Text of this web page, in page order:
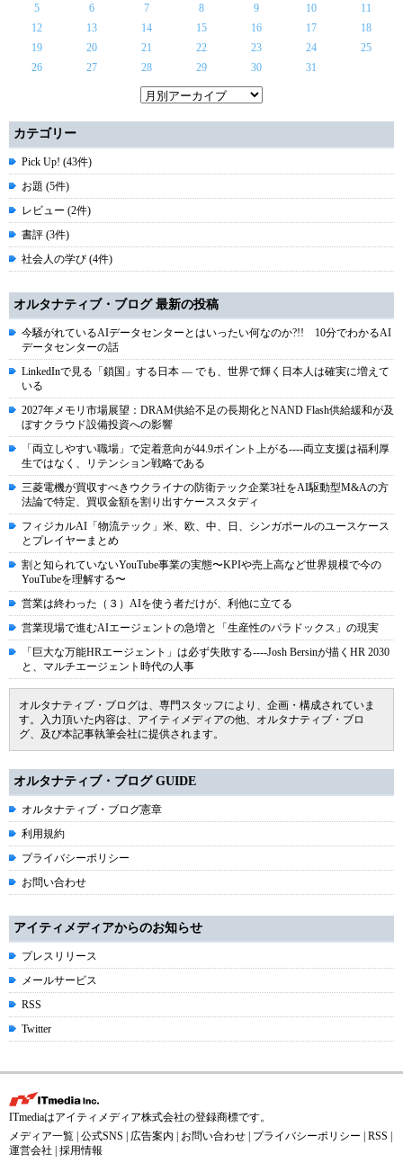
5
6 7 8 9 10
11
12
13 14 15 16 17
18
19
20 21 22 23 24
25
26
27 28 29 30 31
カテゴリー
Pick Up! (43件)
お題 (5件)
レビュー (2件)
書評 (3件)
社会人の学び (4件)
オルタナティブ・ブログ 最新の投稿
今騒がれているAIデータセンターとはいったい何なのか?!! 10分でわかるAI
データセンターの話
LinkedInで見る「鎖国」する日本 ― でも、世界で輝く日本人は確実に増えて
いる
2027年メモリ市場展望：DRAM供給不足の長期化とNAND Flash供給緩和が及
ぼすクラウド設備投資への影響
「両立しやすい職場」で定着意向が44.9ポイント上がる----両立支援は福利厚
生ではなく、リテンション戦略である
三菱電機が買収すべきウクライナの防衛テック企業3社をAI駆動型M&Aの方
法論で特定、買収金額を割り出すケーススタディ
フィジカルAI「物流テック」米、欧、中、日、シンガポールのユースケース
とプレイヤーまとめ
割と知られていないYouTube事業の実態〜KPIや売上高など世界規模で今の
YouTubeを理解する〜
営業は終わった（３）AIを使う者だけが、利他に立てる
営業現場で進むAIエージェントの急増と「生産性のパラドックス」の現実
「巨大な万能HRエージェント」は必ず失敗する----Josh Bersinが描くHR 2030
と、マルチエージェント時代の人事
オルタナティブ・ブログは、専門スタッフにより、企画・構成されていま
す。入力頂いた内容は、アイティメディアの他、オルタナティブ・ブロ
グ、及び本記事執筆会社に提供されます。
オルタナティブ・ブログ GUIDE
オルタナティブ・ブログ憲章
利用規約
プライバシーポリシー
お問い合わせ
アイティメディアからのお知らせ
プレスリリース
メールサービス
RSS
Twitter
ITmediaはアイティメディア株式会社の登録商標です。
メディア一覧 公式SNS 広告案内 お問い合わせ プライバシーポリシー RSS
運営会社
採用情報